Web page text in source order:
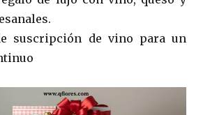
suscripción de vino para un